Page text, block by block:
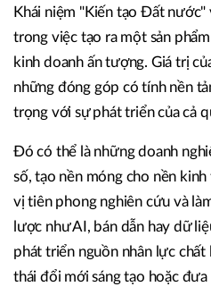
Khái niệm "Kiến tạo Đất
trong việc tạo ra một sản
kinh doanh ấn tượng. Giá trị
những đóng góp có tính nền
trọng với sự phát triển của cả
Đó có thể là những doanh
số, tạo nền móng cho nền
vị tiên phong nghiên cứu và
lược như AI, bán dẫn hay dữ
phát triển nguồn nhân lực
thái đổi mới sáng tạo hoặc